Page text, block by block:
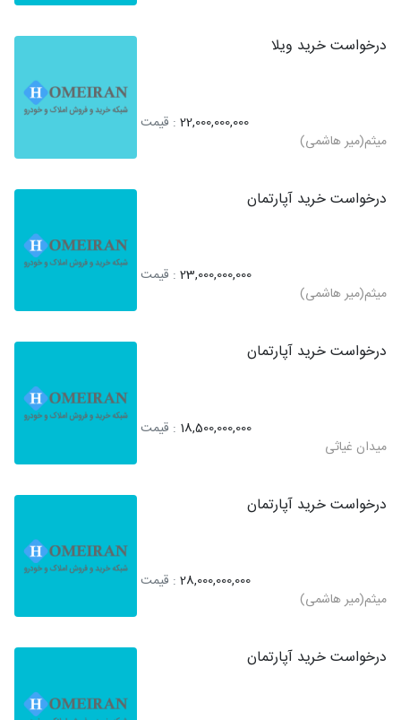
درخواست خرید ویلا
22,000,000,000 : قیمت
میثم(میر هاشمی)
درخواست خرید آپارتمان
23,000,000,000 : قیمت
میثم(میر هاشمی)
درخواست خرید آپارتمان
18,500,000,000 : قیمت
میدان غیاثی
درخواست خرید آپارتمان
28,000,000,000 : قیمت
میثم(میر هاشمی)
درخواست خرید آپارتمان